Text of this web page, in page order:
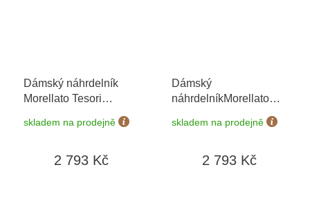
Dámský náhrdelník
Morellato Tesori
skladem na prodejně
2 793 Kč
Dámský
náhrdelníkMorellato
skladem na prodejně
2 793 Kč